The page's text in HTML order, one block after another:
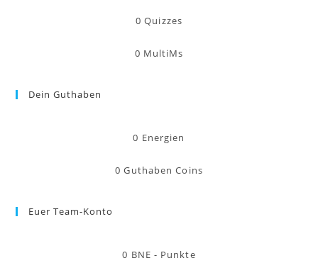
0 Quizzes
0 MultiMs
Dein Guthaben
0 Energien
0 Guthaben Coins
Euer Team-Konto
0 BNE - Punkte